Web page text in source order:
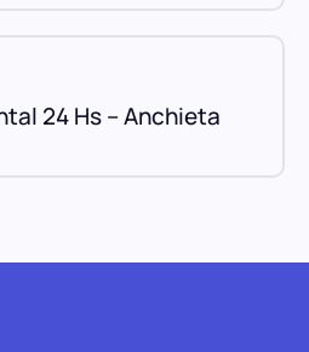
24 Hs – Anchieta